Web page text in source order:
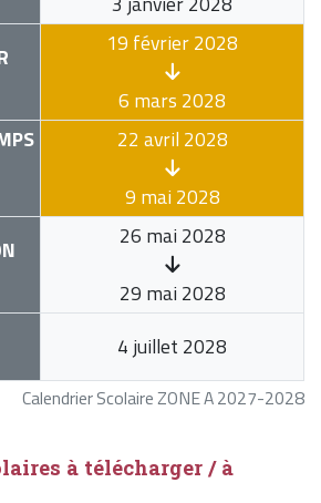
Calendrier Scolaire ZONE A 2027-2028
19 février 2028
6 mars 2028
22 avril 2028
9 mai 2028
26 mai 2028
29 mai 2028
4 juillet 2028
à télécharger / à